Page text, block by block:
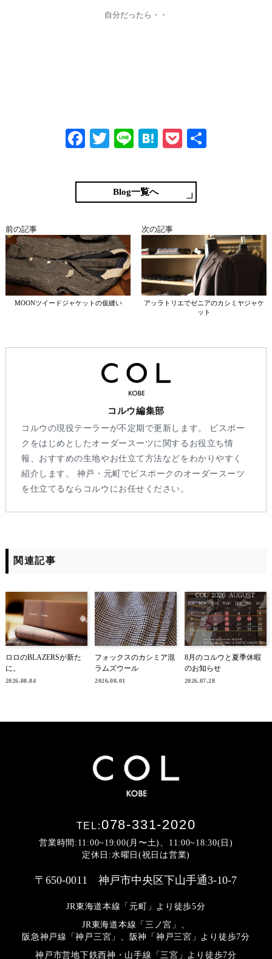
自分だったら・・
Fa
bo
ok
T
tte
r
Li
H
en
a
P
ke
t
Blog一覧へ
前の記事
MOONツイードジャケットの仮縫い
次の記事
アッラトリエでゼニアのカシミヤジャケ
ット
コルウ編集部
コルウの現役テーラーが不定期で更新します。 ビスポー
クをはじめとしたオーダースーツに関するお役立ち情
報、おすすめの生地やお仕立て方法などをわかりやすく
紹介します。 神戸・元町でビスポークのオーダースーツ
を仕立てるならコルウにお任せください。
関連記事
ロロのBLAZERSが新た
に。
2026.08.04
フォックスのカシミア混
ラムズウール
2026.08.01
8月のコルウと夏季休暇
のお知らせ
2026.07.28
TEL:078-331-2020
営業時間:11:00~19:00(月〜土)、11:00~18:30(日)
定休日:水曜日(祝日は営業)
〒650-0011 神戸市中央区下山手通3-10-7
JR東海道本線「元町」より徒歩5分
JR東海道本線「三ノ宮」、
阪急神戸線「神戸三宮」、阪神「神戸三宮」より 徒歩7分
神戸市営地下鉄西神・山手線「三宮」より徒歩7分